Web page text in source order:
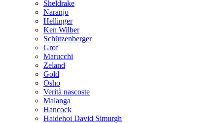
Sheldrake
Naranjo
Hellinger
Ken Wilber
Schützenberger
Grof
Marucchi
Zeland
Gold
Osho
Verità nascoste
Malanga
Hancock
Haidehoi David Simurgh